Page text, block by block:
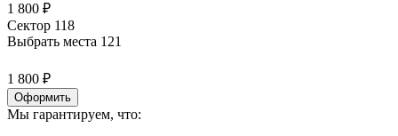
1 800 ₽
Сектор 118
Выбрать места 121
1 800 ₽
Оформить
Мы гарантируем, что: